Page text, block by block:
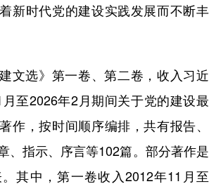
贵州 云南 西藏
甘肃 青海 宁夏
内蒙古 黑龙江
新时代党的建设实践发展而不断丰
选》第一卷、第二卷，收入习近
至2026年2月期间关于党的建设最
作，按时间顺序编排，共有报告、
、指示、序言等102篇。部分著作是
其中，第一卷收入2012年11月至